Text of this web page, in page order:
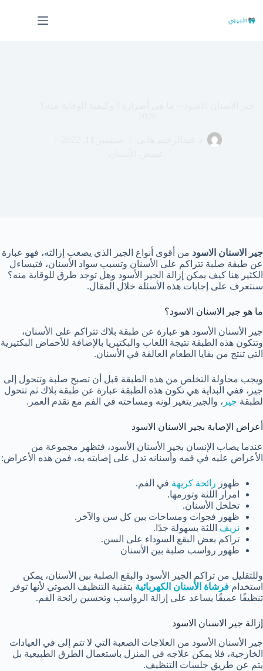
إلى
المحتوى
جير الاسنان الاسود من أقوى أنواع الجير الذي يصعب إزالته، فهو عبارة
عن طبقة صلبة تتراكم على الأسنان وتسبب سواد الأسنان، فتيساءل
الكثير هنا كيف يمكن إزالة الجير الأسود وهل توجد طرق للوقاية منه؟
سنتعرف على إجابات هذه الأسئلة خلال المقال.
ما هو جير الاسنان الاسود؟
جير الأسنان الأسود هو عبارة عن طبقة بلاك تتراكم على الأسنان،
وتتكون هذه الطبقة نتيجة اللعاب والبكتيريا بالإضافة للأحماض البكتيرية
التي تنتج من بقايا الطعام العالقة في الأسنان.
ويجب محاولة التخلص من هذه الطبقة قبل أن تصبح صلبة وتتحول إلى
جير، ففي البداية هي تكون هذه الطبقة عبارة عن طبقة بلاك ثم تتحول
لطبقة جير ، والجير يتغير لونه ومساحته في الفم مع تقدم العمر.
أعراض الإصابة بجير الاسنان الاسود
عندما يصاب الإنسان بجير الأسنان الأسود، فتظهر مجموعة من
الأعراض عليه في فمه وأسنانه تدل على إصابته به، فمن هذه الأعراض:
ظهور رائحة كريهة في الفم.
امرار اللثة وتورمها.
تخلخل الأسنان.
ظهور فجوات ومساحات بين كل سن والآخر.
نزيف اللثة بسهولة جدًا.
تراكم بعض البقع السوداء على السن.
ظهور رواسب صلبة بين الأسنان
وللتقليل من تراكم الجير الأسود والبقع الصلبة بين الأسنان، يمكن
استخدام فرشاة الأسنان الكهربائية بتقنية التنظيف الصوتي لأنها توفر
تنظيفًا عميقًا يساعد على إزالة الرواسب وتحسين رائحة الفم.
إزالة جير الاسنان الاسود
جير الأسنان الأسود من العلاجات الصعبة التي لا تتم إلى في العيادات
الخارجية، فلا يمكن علاجه في المنزل باستعمال الطرق الطبيعية بل
يتم عن طريق جلسات التنظيف.